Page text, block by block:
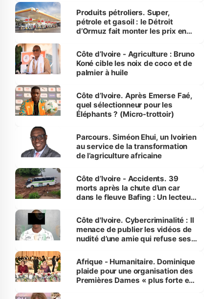
menacées
Produits pétroliers. Super,
pétrole et gasoil : le Détroit
d’Ormuz fait monter les prix en
Côte d’Ivoire - Agriculture : Bruno
Koné cible les noix de coco et de
palmier à huile
Côte d’Ivoire. Après Emerse Faé,
quel sélectionneur pour les
Éléphants ? (Micro-trottoir)
Parcours. Siméon Ehui, un Ivoirien
au service de la transformation
de l’agriculture africaine
Côte d’Ivoire - Accidents. 39
morts après la chute d’un car
dans le fleuve Bafing : Un lecteur
des Transports
Côte d'Ivoire. Cybercriminalité : Il
menace de publier les vidéos de
nudité d’une amie qui refuse ses
Afrique - Humanitaire. Dominique
plaide pour une organisation des
Premières Dames « plus forte et